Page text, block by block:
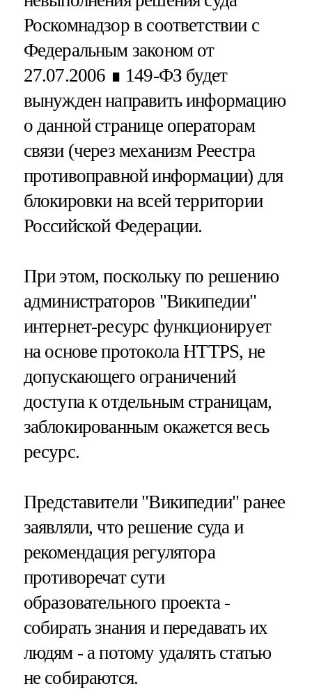
Роскомнадзор в соответствии с
Федеральным законом от
27.07.2006 ∎ 149-ФЗ будет
вынужден направить информацию
о данной странице операторам
связи (через механизм Реестра
противоправной информации) для
блокировки на всей территории
Российской Федерации.
При этом, поскольку по решению
администраторов "Википедии"
интернет-ресурс функционирует
на основе протокола HTTPS, не
допускающего ограничений
доступа к отдельным страницам,
заблокированным окажется весь
ресурс.
Представители "Википедии" ранее
заявляли, что решение суда и
рекомендация регулятора
противоречат сути
образовательного проекта -
собирать знания и передавать их
людям - а потому удалять статью
не собираются.